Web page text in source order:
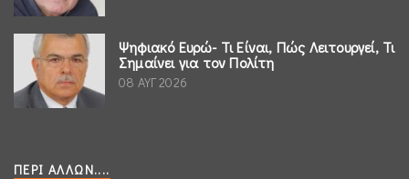
Ψηφιακό Ευρώ- Τι Είναι, Πώς Λειτουργεί, Τι
Σημαίνει για τον Πολίτη
08 ΑΥΓ 2026
ΠΕΡΊ ΆΛΛΩΝ....